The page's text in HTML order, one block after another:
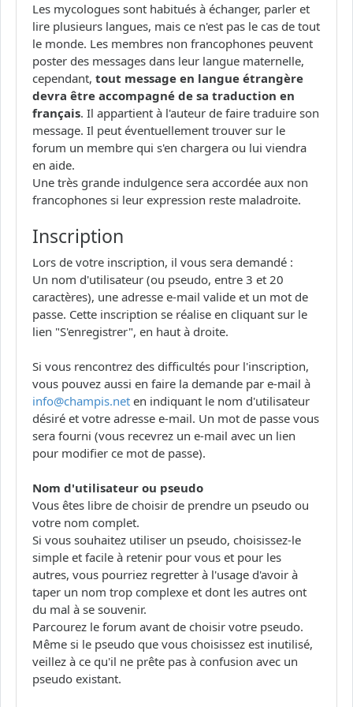
Les mycologues sont habitués à échanger, parler et
lire plusieurs langues, mais ce n'est pas le cas de tout
le monde. Les membres non francophones peuvent
poster des messages dans leur langue maternelle,
cependant, tout message en langue étrangère
devra être accompagné de sa traduction en
français. Il appartient à l'auteur de faire traduire son
message. Il peut éventuellement trouver sur le
forum un membre qui s'en chargera ou lui viendra
en aide.
Une très grande indulgence sera accordée aux non
francophones si leur expression reste maladroite.
Inscription
Lors de votre inscription, il vous sera demandé :
Un nom d'utilisateur (ou pseudo, entre 3 et 20
caractères), une adresse e-mail valide et un mot de
passe. Cette inscription se réalise en cliquant sur le
lien "S'enregistrer", en haut à droite.
Si vous rencontrez des difficultés pour l'inscription,
vous pouvez aussi en faire la demande par e-mail à
info@champis.net en indiquant le nom d'utilisateur
désiré et votre adresse e-mail. Un mot de passe vous
sera fourni (vous recevrez un e-mail avec un lien
pour modifier ce mot de passe).
Nom d'utilisateur ou pseudo
Vous êtes libre de choisir de prendre un pseudo ou
votre nom complet.
Si vous souhaitez utiliser un pseudo, choisissez-le
simple et facile à retenir pour vous et pour les
autres, vous pourriez regretter à l'usage d'avoir à
taper un nom trop complexe et dont les autres ont
du mal à se souvenir.
Parcourez le forum avant de choisir votre pseudo.
Même si le pseudo que vous choisissez est inutilisé,
veillez à ce qu'il ne prête pas à confusion avec un
pseudo existant.